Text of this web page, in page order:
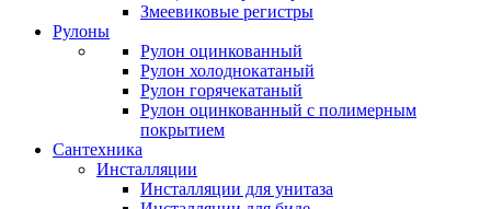
Змеевиковые регистры
Рулоны
Рулон оцинкованный
Рулон холоднокатаный
Рулон горячекатаный
Рулон оцинкованный с полимерным
покрытием
Сантехника
Инсталляции
Инсталляции для унитаза